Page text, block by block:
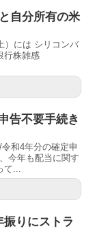
自分所有の米
）には シリコンバ
行株雑感
告不要手続き
和4年分の確定申
今年も配当に関す
...
りにストラ